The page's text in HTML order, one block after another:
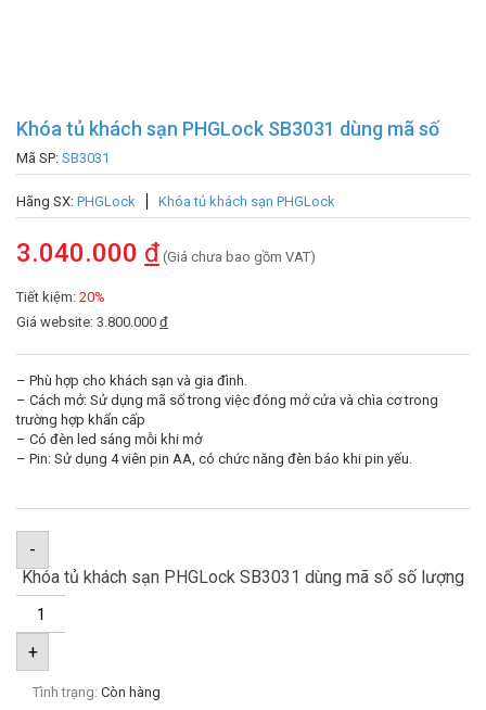
Khóa tủ khách sạn PHGLock SB3031 dùng mã số
Mã SP: SB3031
Hãng SX: PHGLock Khóa tủ khách sạn PHGLock
3.040.000 đ (Giá chưa bao gồm VAT)
Tiết kiệm: 20%
Giá website: 3.800.000 đ
– Phù hợp cho khách sạn và gia đình.
– Cách mở: Sử dụng mã số trong việc đóng mở cửa và chìa cơ trong
trường hợp khẩn cấp
– Có đèn led sáng mỗi khi mở
– Pin: Sử dụng 4 viên pin AA, có chức năng đèn báo khi pin yếu.
-
Khóa tủ khách sạn PHGLock SB3031 dùng mã số số lượng
+
Tình trạng: Còn hàng